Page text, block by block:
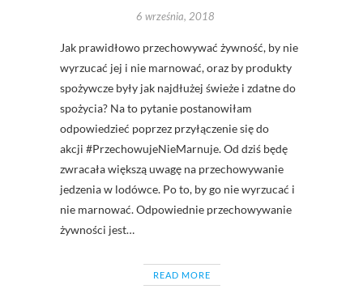
6 września, 2018
Jak prawidłowo przechowywać żywność, by nie
wyrzucać jej i nie marnować, oraz by produkty
spożywcze były jak najdłużej świeże i zdatne do
spożycia? Na to pytanie postanowiłam
odpowiedzieć poprzez przyłączenie się do
akcji #PrzechowujeNieMarnuje. Od dziś będę
zwracała większą uwagę na przechowywanie
jedzenia w lodówce. Po to, by go nie wyrzucać i
nie marnować. Odpowiednie przechowywanie
żywności jest…
READ MORE